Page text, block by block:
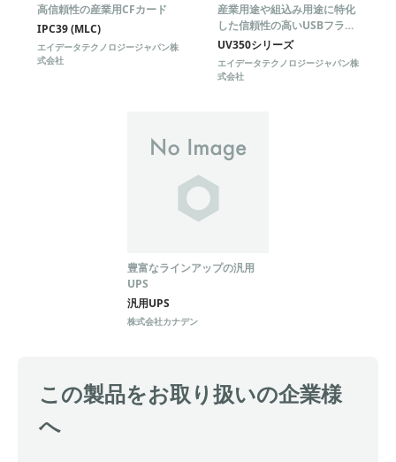
高信頼性の産業用CFカード
IPC39 (MLC)
エイデータテクノロジージャパン株
式会社
産業用途や組込み用途に特化
した信頼性の高いUSBフラッ
シュドライブ
UV350シリーズ
エイデータテクノロジージャパン株
式会社
豊富なラインアップの汎用
UPS
汎用UPS
株式会社カナデン
この製品をお取り扱いの企業様
へ